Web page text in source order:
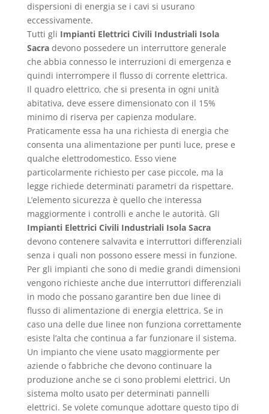
dispersioni di energia se i cavi si usurano
eccessivamente.
Tutti gli Impianti Elettrici Civili Industriali Isola
Sacradevono possedere un interruttore generale
che abbia connesso le interruzioni di emergenza e
quindi interrompere il flusso di corrente elettrica.
Il quadro elettrico, che si presenta in ogni unità
abitativa, deve essere dimensionato con il 15%
minimo di riserva per capienza modulare.
Praticamente essa ha una richiesta di energia che
consenta una alimentazione per punti luce, prese e
qualche elettrodomestico. Esso viene
particolarmente richiesto per case piccole, ma la
legge richiede determinati parametri da rispettare.
L’elemento sicurezza è quello che interessa
maggiormente i controlli e anche le autorità. Gli
Impianti Elettrici Civili Industriali Isola Sacra
devono contenere salvavita e interruttori differenziali
senza i quali non possono essere messi in funzione.
Per gli impianti che sono di medie grandi dimensioni
vengono richieste anche due interruttori differenziali
in modo che possano garantire ben due linee di
flusso di alimentazione di energia elettrica. Se in
caso una delle due linee non funziona correttamente
esiste l’alta che continua a far funzionare il sistema.
Un impianto che viene usato maggiormente per
aziende o fabbriche che devono continuare la
produzione anche se ci sono problemi elettrici. Un
sistema molto usato per determinati pannelli
elettrici. Se volete comunque adottare questo tipo di